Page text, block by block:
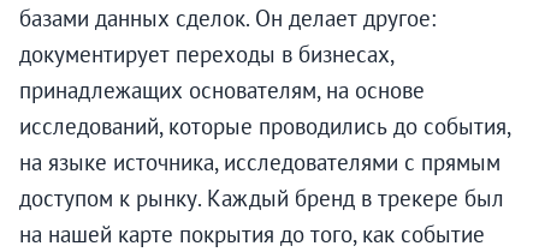
базами данных сделок. Он делает другое:
документирует переходы в бизнесах,
принадлежащих основателям, на основе
исследований, которые проводились до события,
на языке источника, исследователями с прямым
доступом к рынку. Каждый бренд в трекере был
на нашей карте покрытия до того, как событие